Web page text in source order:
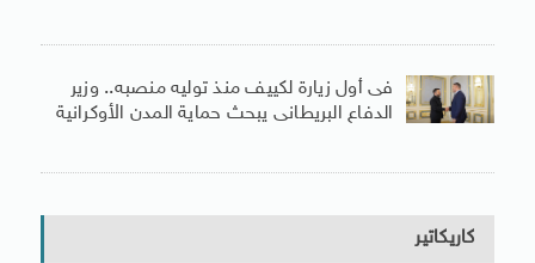
فى أول زيارة لكييف منذ توليه منصبه.. وزير
الدفاع البريطانى يبحث حماية المدن الأوكرانية
كاريكاتير